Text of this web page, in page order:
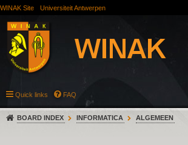
WINAK Site Universiteit Antwerpen
Quick links FAQ
BOARD INDEX INFORMATICA ALGEMEEN